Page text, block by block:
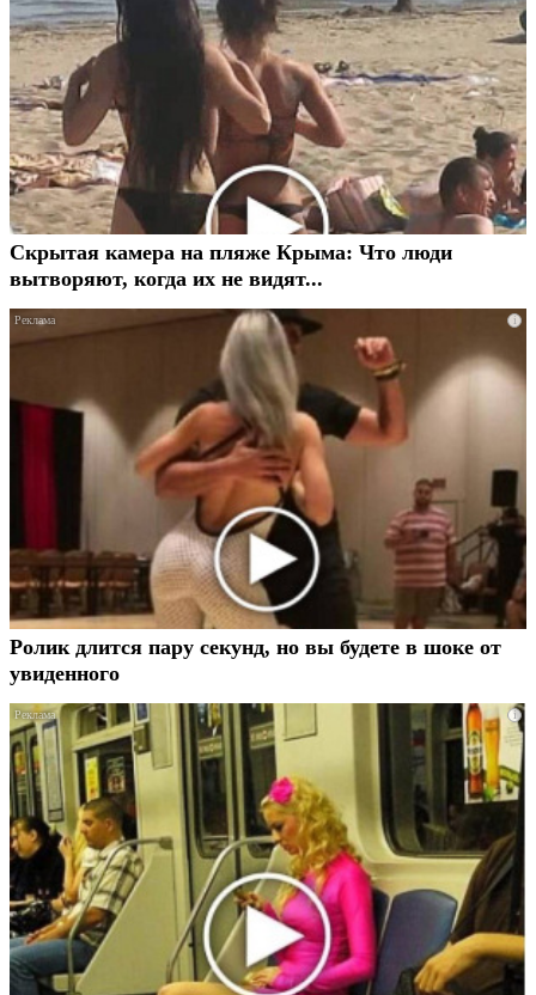
Скрытая камера на пляже Крыма: Что люди
вытворяют, когда их не видят...
i
Ролик длится пару секунд, но вы будете в шоке от
увиденного
i